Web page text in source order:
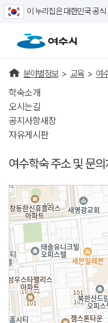
이 누리집은 대한민국 공
분야별정보 > 교육 > 여
학숙소개
오시는길
공지사항새창
자유게시판
여수학숙 주소 및 문의